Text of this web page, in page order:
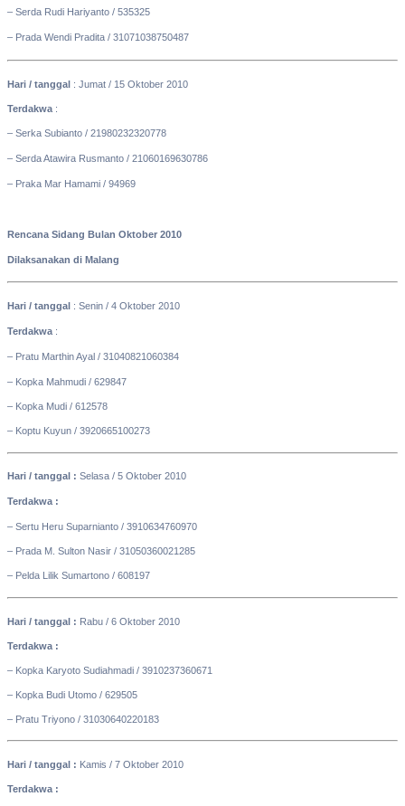
– Serda Rudi Hariyanto / 535325
– Prada Wendi Pradita / 31071038750487
Hari / tanggal : Jumat / 15 Oktober 2010
Terdakwa :
– Serka Subianto / 21980232320778
– Serda Atawira Rusmanto / 21060169630786
– Praka Mar Hamami / 94969
Rencana Sidang Bulan Oktober 2010
Dilaksanakan di Malang
Hari / tanggal : Senin / 4 Oktober 2010
Terdakwa :
– Pratu Marthin Ayal / 31040821060384
– Kopka Mahmudi / 629847
– Kopka Mudi / 612578
– Koptu Kuyun / 3920665100273
Hari / tanggal : Selasa / 5 Oktober 2010
Terdakwa :
– Sertu Heru Suparnianto / 3910634760970
– Prada M. Sulton Nasir / 31050360021285
– Pelda Lilik Sumartono / 608197
Hari / tanggal : Rabu / 6 Oktober 2010
Terdakwa :
– Kopka Karyoto Sudiahmadi / 3910237360671
– Kopka Budi Utomo / 629505
– Pratu Triyono / 31030640220183
Hari / tanggal : Kamis / 7 Oktober 2010
Terdakwa :